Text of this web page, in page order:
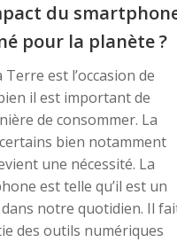
du
pour la planète ?
Terre est l’occasion de
il est important de
de consommer. La
bien notamment
une nécessité. La
est telle qu’il est un
notre quotidien. Il
des outils numériques